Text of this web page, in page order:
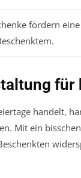
fördern
für
handelt,
Mit ein